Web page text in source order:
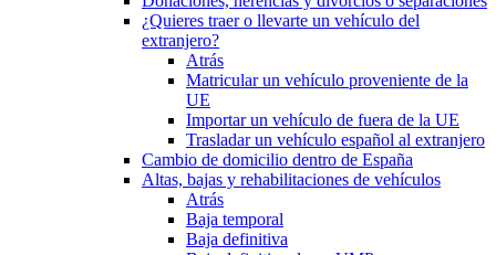
¿Quieres traer o llevarte un vehículo del
extranjero?
Atrás
Matricular un vehículo proveniente de la
UE
Importar un vehículo de fuera de la UE
Trasladar un vehículo español al extranjero
Cambio de domicilio dentro de España
Altas, bajas y rehabilitaciones de vehículos
Atrás
Baja temporal
Baja definitiva